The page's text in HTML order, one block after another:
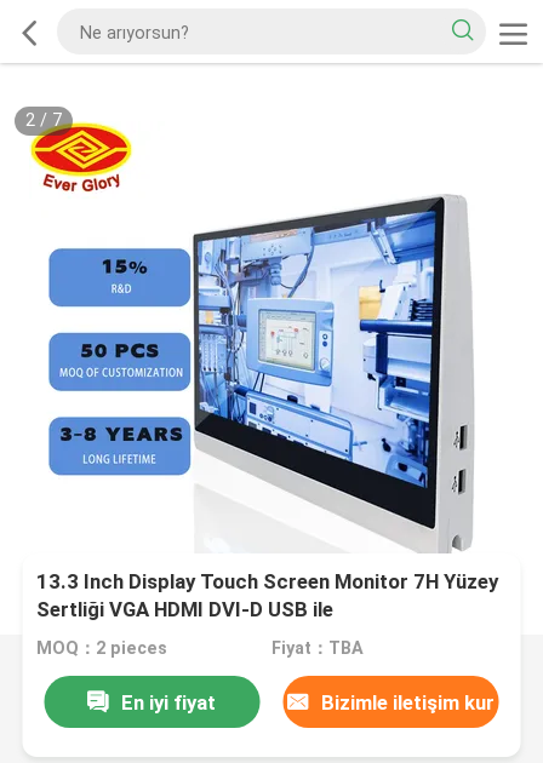
2/ 7
13.3 Inch Display Touch Screen Monitor 7H Yüzey
Sertliği VGA HDMI DVI-D USB ile
MOQ：2 pieces Fiyat：TBA
En iyi fiyat Bizimle iletişim kur